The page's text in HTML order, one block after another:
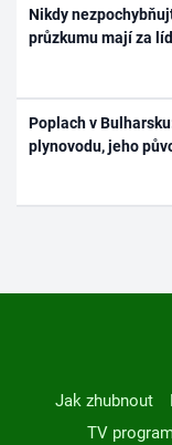
Nikdy
průzkumu mají za
Poplach v
plynovodu, jeho
Jak zhubnout
TV